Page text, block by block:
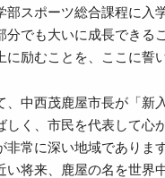
部スポーツ総合課程に入
分でも大いに成長できる
に励むことを、ここに誓
、中西茂鹿屋市長が「新
しく、市民を代表して
非常に深い地域でありま
い将来、鹿屋の名を世界